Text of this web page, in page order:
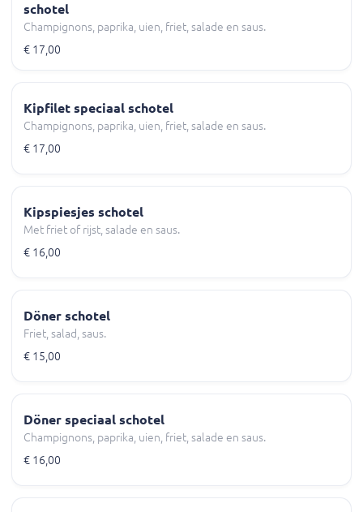
schotel
Champignons, paprika, uien, friet, salade en saus.
€ 17,00
Kipfilet speciaal schotel
Champignons, paprika, uien, friet, salade en saus.
€ 17,00
Kipspiesjes schotel
Met friet of rijst, salade en saus.
€ 16,00
Döner schotel
Friet, salad, saus.
€ 15,00
Döner speciaal schotel
Champignons, paprika, uien, friet, salade en saus.
€ 16,00